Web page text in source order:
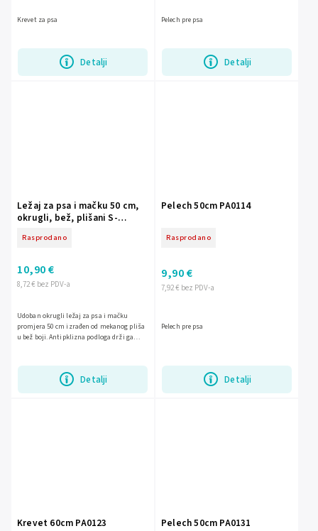
Detalji
Krevet za psa
Detalji
Pelech pre psa
Ležaj za psa i mačku 50 cm,
okrugli, bež, plišani S-
Rasprodano
8,72 € bez PDV-a
10,90 €
Detalji
Udoban okrugli ležaj za psa i mačku
promjera 50 cm izrađen od mekanog pliša
u bež boji. Antipklizna podloga drži ga
Pelech 50cm PA0114
Rasprodano
7,92 € bez PDV-a
9,90 €
Detalji
Pelech pre psa
Krevet 60cm PA0123 Pelech 50cm PA0131